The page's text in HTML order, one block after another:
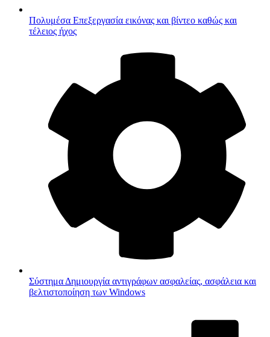
Πολυμέσα Επεξεργασία εικόνας και βίντεο καθώς και
τέλειος ήχος
Σύστημα Δημιουργία αντιγράφων ασφαλείας, ασφάλεια και
βελτιστοποίηση των Windows